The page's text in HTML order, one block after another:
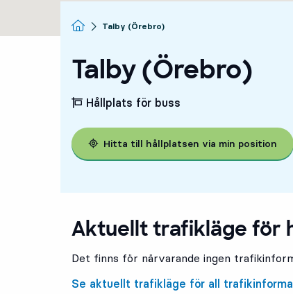
Startsida
Talby (Örebro)
Talby (Örebro)
Hållplats för buss
Hitta till hållplatsen via min position
Aktuellt trafikläge för
Det finns för närvarande ingen
Se aktuellt trafikläge för all